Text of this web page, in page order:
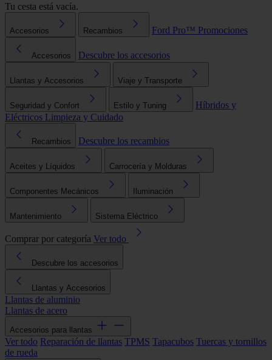
Tu cesta está vacía.
Accesorios Recambios Ford Pro™ Promociones
Accesorios Descubre los accesorios
Llantas y Accesorios Viaje y Transporte
Seguridad y Confort Estilo y Tuning
Híbridos y
Eléctricos Limpieza y Cuidado
Recambios Descubre los recambios
Aceites y Líquidos Carrocería y Molduras
Componentes Mecánicos Iluminación
Mantenimiento Sistema Eléctrico
Comprar por categoría Ver todo
Descubre los accesorios
Llantas y Accesorios
Llantas de aluminio
Llantas de acero
Accesorios para llantas
Ver todo Reparación de llantas TPMS Tapacubos Tuercas y tornillos
de rueda